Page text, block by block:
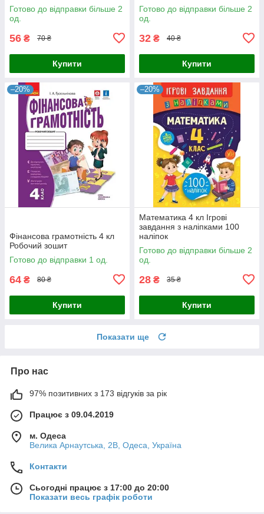
Готово до відправки більше 2
од.
56 ₴ 70 ₴
Купити
Готово до відправки більше 2
од.
32 ₴ 40 ₴
Купити
–20%
Фінансова грамотність 4 кл
Робочий зошит
Готово до відправки 1 од.
64 ₴ 80 ₴
Купити
–20%
Математика 4 кл Ігрові
завдання з наліпками 100
наліпок
Готово до відправки більше 2
од.
28 ₴ 35 ₴
Купити
Показати ще
Про нас
97% позитивних з 173 відгуків за рік
Працює з 09.04.2019
м. Одеса
Велика Арнаутська, 2В, Одеса, Україна
Контакти
Сьогодні працює з 17:00 до 20:00
Показати весь графік роботи